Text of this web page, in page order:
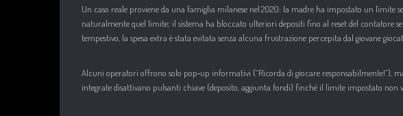
Un caso reale proviene da una famiglia milanese nel 2020: la madre ha impostato un limite
naturalmente quel limite; il sistema ha bloccato ulteriori depositi fino al reset del contatore
tempestivo, la spesa extra è stata evitata senza alcuna frustrazione percepita dal giovane
Alcuni operatori offrono solo pop‑up informativi (“Ricorda di giocare responsabilmente!”),
integrate disattivano pulsanti chiave (deposito, aggiunta fondi) finché il limite impostato